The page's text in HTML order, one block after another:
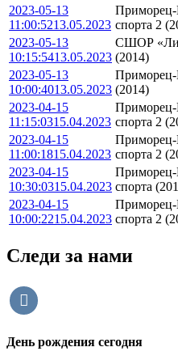
2023-05-13
11:00:5213.05.2023 спорта 2
2023-05-13
10:15:5413.05.2023
СШОР
(2014)
2023-05-13
10:00:4013.05.2023 (2014)
2023-04-15
11:15:0315.04.2023 спорта 2
2023-04-15
11:00:1815.04.2023 спорта 2
2023-04-15
10:30:0315.04.2023 спорта
2023-04-15
10:00:2215.04.2023 спорта 2
Следи за нами
vkontakte
День рождения сегодня